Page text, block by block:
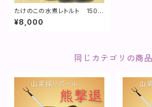
たけのこの水煮レトルト 150g
入り 8袋セット
¥8,000
同じカテゴリの商品